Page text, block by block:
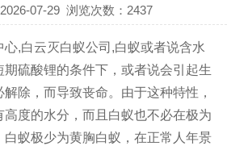
07-29 浏览次数： 2437
心,白云灭白蚁公司,白蚁或者说含水
硫酸锂的条件下，或者说会引起生
除，而导致丧命。由于这种特性，
度的水分，而且白蚁也不必在极为
白蚁极少为黄胸白蚁，在正常人年景